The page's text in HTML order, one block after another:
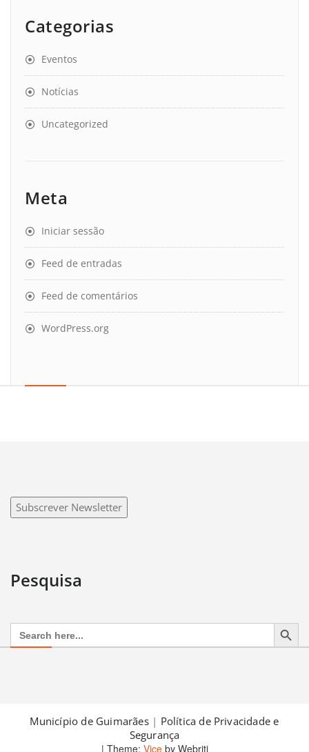
Categorias
Eventos
Notícias
Uncategorized
Meta
Iniciar sessão
Feed de entradas
Feed de comentários
WordPress.org
Subscrever Newsletter
Pesquisa
Search
for:
Search Button
Município de Guimarães| Política de Privacidade e
Segurança
| Theme: Viceby Webriti